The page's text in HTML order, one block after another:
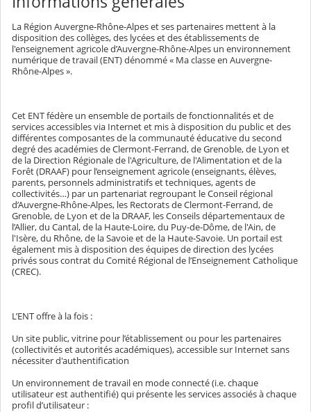
La Région Auvergne-Rhône-Alpes et ses partenaires mettent à la
disposition des collèges, des lycées et des établissements de
l'enseignement agricole d’Auvergne-Rhône-Alpes un environnement
numérique de travail (ENT) dénommé « Ma classe en Auvergne-
Rhône-Alpes ».
Cet ENT fédère un ensemble de portails de fonctionnalités et de
services accessibles via Internet et mis à disposition du public et des
différentes composantes de la communauté éducative du second
degré des académies de Clermont-Ferrand, de Grenoble, de Lyon et
de la Direction Régionale de l'Agriculture, de l'Alimentation et de la
Forêt (DRAAF) pour l’enseignement agricole (enseignants, élèves,
parents, personnels administratifs et techniques, agents de
collectivités…) par un partenariat regroupant le Conseil régional
d’Auvergne-Rhône-Alpes, les Rectorats de Clermont-Ferrand, de
Grenoble, de Lyon et de la DRAAF, les Conseils départementaux de
l’Allier, du Cantal, de la Haute-Loire, du Puy-de-Dôme, de l'Ain, de
l'Isère, du Rhône, de la Savoie et de la Haute-Savoie. Un portail est
également mis à disposition des équipes de direction des lycées
privés sous contrat du Comité Régional de l’Enseignement Catholique
(CREC).
L’ENT offre à la fois :
Un site public, vitrine pour l’établissement ou pour les partenaires
(collectivités et autorités académiques), accessible sur Internet sans
nécessiter d'authentification
Un environnement de travail en mode connecté (i.e. chaque
utilisateur est authentifié) qui présente les services associés à chaque
profil d’utilisateur :